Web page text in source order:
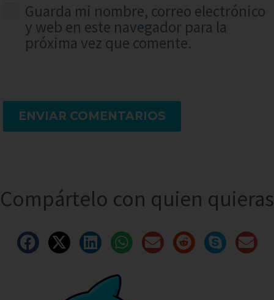
Guarda mi nombre, correo electrónico
y web en este navegador para la
próxima vez que comente.
ENVIAR COMENTARIOS
Compártelo con quien quieras